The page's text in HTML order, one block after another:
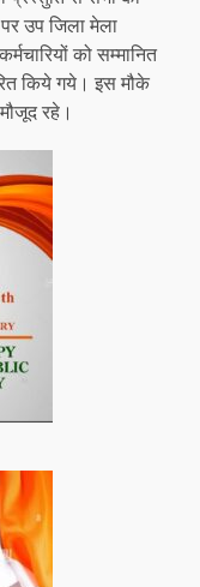
उप जिला मेला
को सम्मानित
किये गये। इस मौके
रहे।